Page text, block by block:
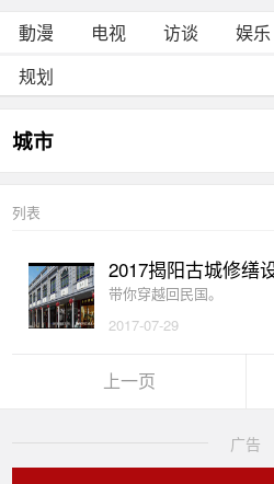
動漫 电视 访谈 娱乐
规划
城市
列表
2017揭阳古城修缮
带你穿越回民国。
2017-07-29
上一页
广告